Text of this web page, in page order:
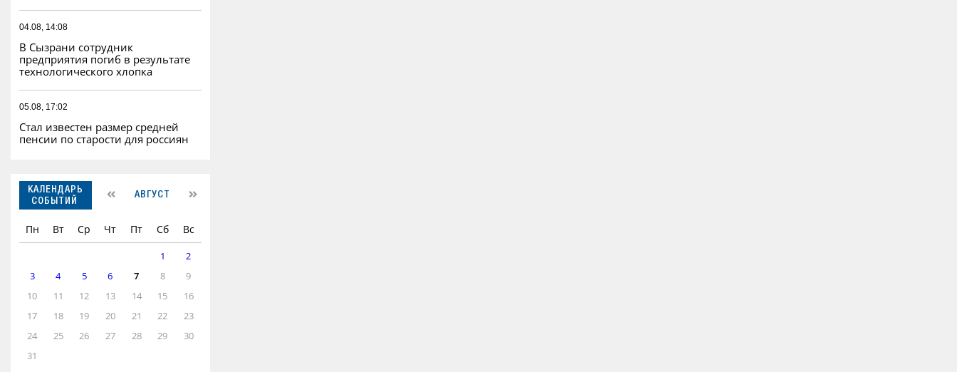
04.08, 14:08
В Сызрани сотрудник
предприятия погиб в результате
технологического хлопка
05.08, 17:02
Стал известен размер средней
пенсии по старости для россиян
КАЛЕНДАРЬ
СОБЫТИЙ
АВГУСТ
Пн Вт Ср Чт Пт Сб Вс
1
2
3
4 5 6 7 8
9
10
11 12 13 14 15
16
17
18 19 20 21 22
23
24
25 26 27 28 29
30
31